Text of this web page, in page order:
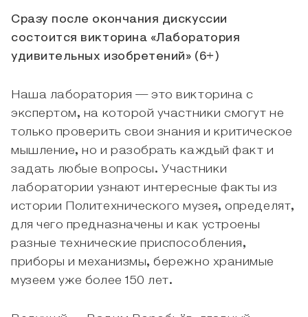
Сразу после окончания дискуссии
состоится викторина «Лаборатория
удивительных изобретений» (6+)
Наша лаборатория — это викторина с
экспертом, на которой участники смогут не
только проверить свои знания и критическое
мышление, но и разобрать каждый факт и
задать любые вопросы. Участники
лаборатории узнают интересные факты из
истории Политехнического музея, определят,
для чего предназначены и как устроены
разные технические приспособления,
приборы и механизмы, бережно хранимые
музеем уже более 150 лет.